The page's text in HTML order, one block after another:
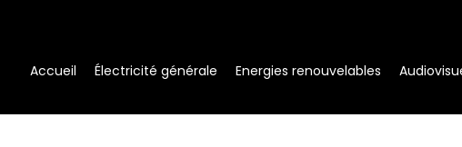
Accueil Électricité générale Energies renouvelables